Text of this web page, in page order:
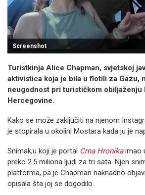
Screenshot
Turistkinja Alice Chapman, svjetskoj
aktivistica koja je bila u flotili za Gazu,
neugodnost pri turističkom obiljaženju
Hercegovine.
Kako se može zaključiti na njenom
je stopirala u okolini Mostara kada ju je
Snimak,u koji je portal Crna Hronikaimao
preko 2.5 miliona ljudi za tri sata. Njen
platforma, pa je Chapman naknadno
opisala šta joj se dogodilo.